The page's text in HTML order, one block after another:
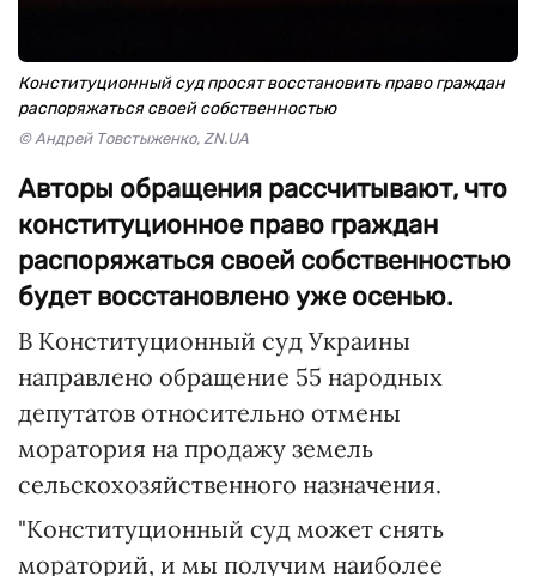
Конституционный суд просят восстановить право граждан
распоряжаться своей собственностью
© Андрей Товстыженко, ZN.UA
Авторы обращения рассчитывают, что
конституционное право граждан
распоряжаться своей собственностью
будет восстановлено уже осенью.
В Конституционный суд Украины
направлено обращение 55 народных
депутатов относительно отмены
моратория на продажу земель
сельскохозяйственного назначения.
"Конституционный суд может снять
мораторий, и мы получим наиболее